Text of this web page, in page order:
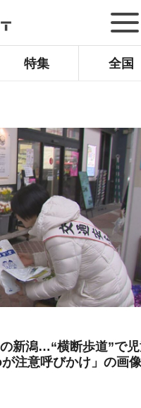
特集 全国
の新潟…“横断歩道”で
注意呼びかけ」の画